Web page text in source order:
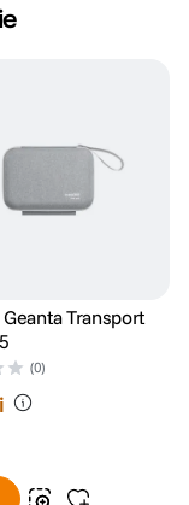
Transport
(0)